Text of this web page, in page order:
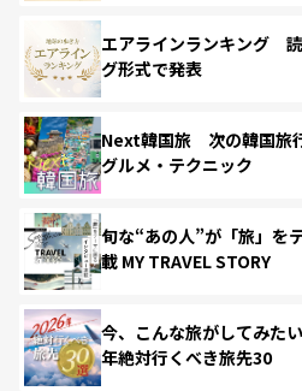
エアラインランキング
グ形式で発表
Next韓国旅 次の韓国旅
グルメ・テクニック
旬な“あの人”が「旅」を
載 MY TRAVEL STORY
今、こんな旅がしてみた
年絶対行くべき旅先30